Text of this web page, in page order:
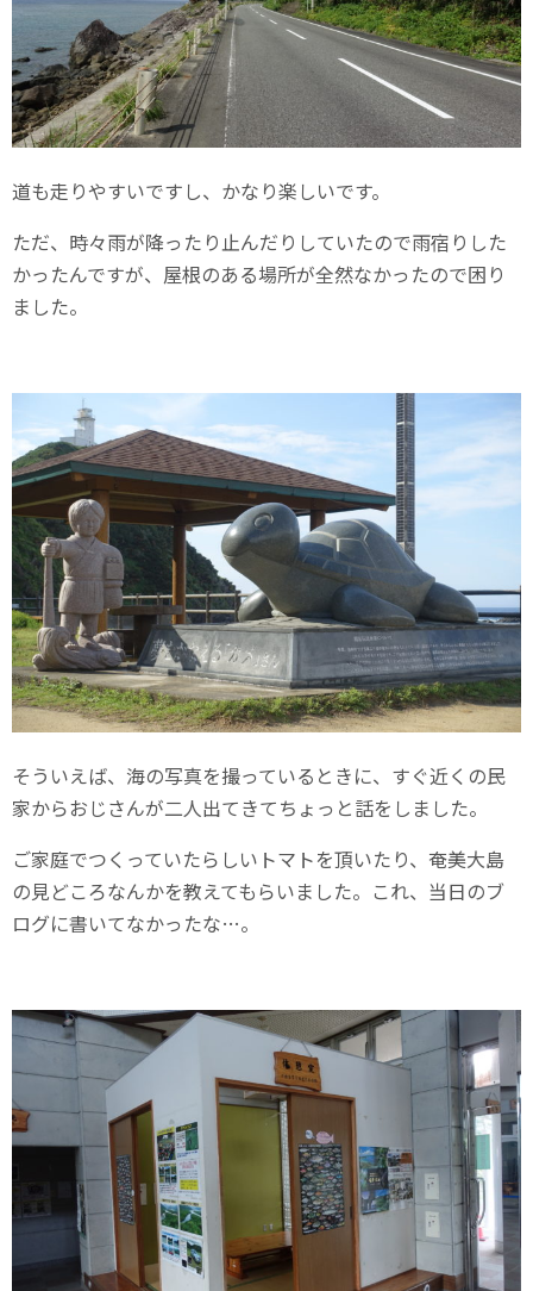
道も走りやすいですし、かなり楽しいです。
ただ、時々雨が降ったり止んだりしていたので雨宿りした
かったんですが、屋根のある場所が全然なかったので困り
ました。
そういえば、海の写真を撮っているときに、すぐ近くの民
家からおじさんが二人出てきてちょっと話をしました。
ご家庭でつくっていたらしいトマトを頂いたり、奄美大島
の見どころなんかを教えてもらいました。これ、当日のブ
ログに書いてなかったな…。